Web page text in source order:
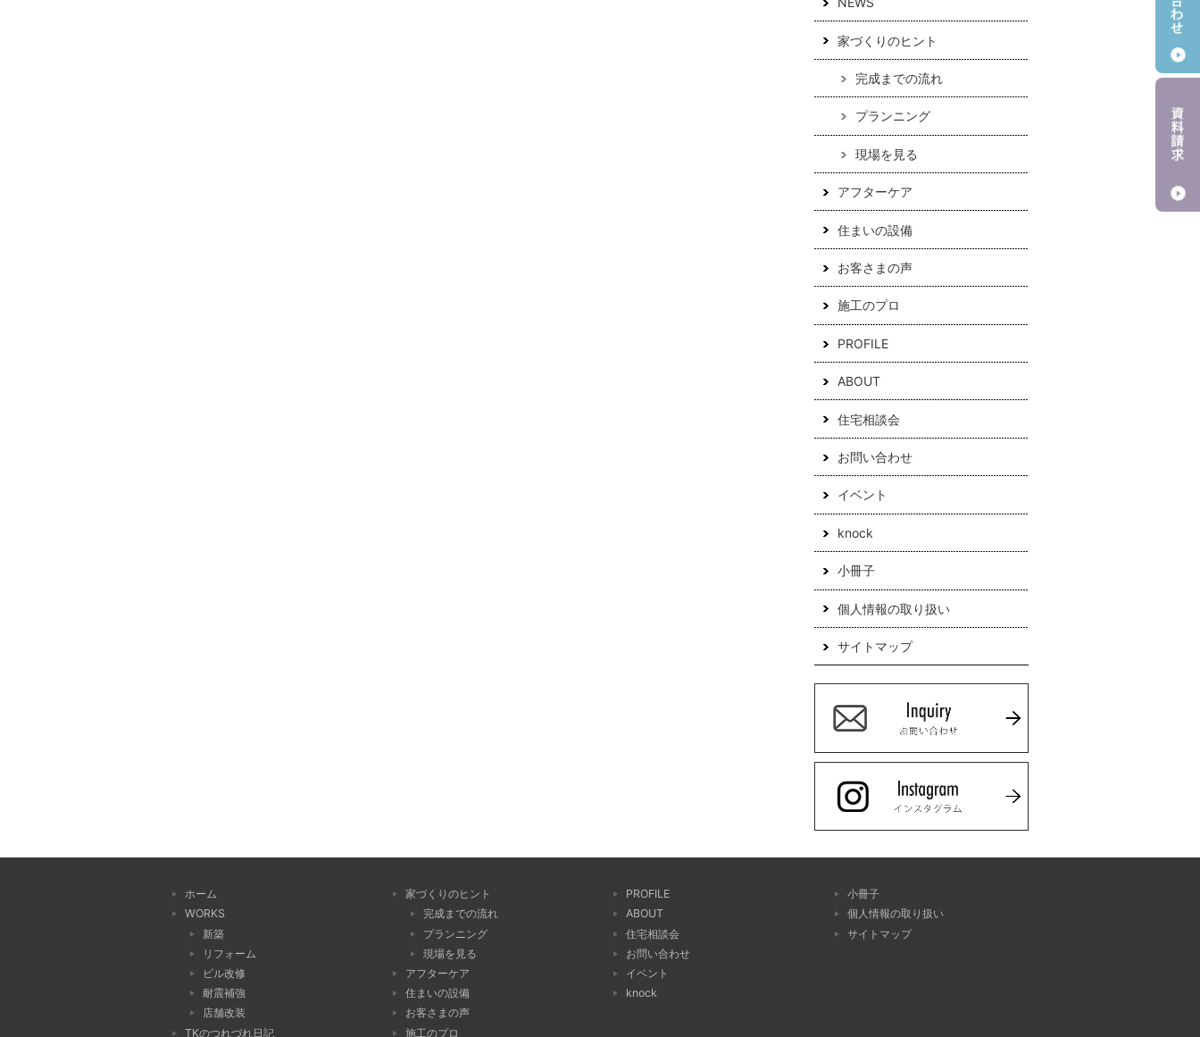
家づくりのヒント
完成までの流れ
プランニング
現場を見る
アフターケア
住まいの設備
お客さまの声
施工のプロ
PROFILE
ABOUT
住宅相談会
お問い合わせ
イベント
knock
小冊子
個人情報の取り扱い
サイトマップ
ホーム
WORKS
新築
リフォーム
ビル改修
耐震補強
店舗改装
TKのつれづれ日記
家づくりのヒント
完成までの流れ
プランニング
現場を見る
アフターケア
住まいの設備
お客さまの声
施工のプロ
PROFILE
ABOUT
住宅相談会
お問い合わせ
イベント
knock
小冊子
個人情報の取り扱い
サイトマップ